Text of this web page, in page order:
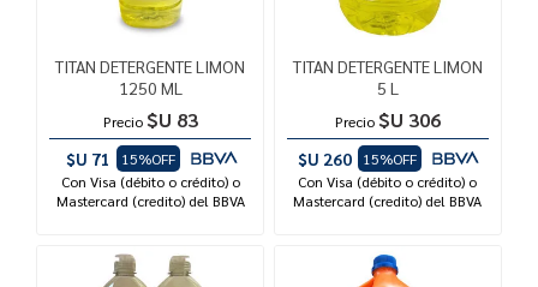
TITAN DETERGENTE LIMON
1250 ML
Precio $U 83
$U 71
15%OFF
Con Visa (débito o crédito) o
Mastercard (credito) del BBVA
TITAN DETERGENTE LIMON
5 L
Precio $U 306
$U 260
15%OFF
Con Visa (débito o crédito) o
Mastercard (credito) del BBVA